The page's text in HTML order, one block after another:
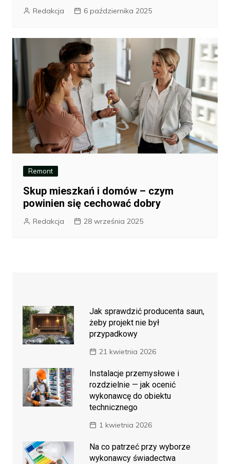
Redakcja 6 października 2025
Remont
Skup mieszkań i domów – czym
powinien się cechować dobry
Redakcja 28 września 2025
Jak sprawdzić producenta saun,
żeby projekt nie był
przypadkowy
21 kwietnia 2026
Instalacje przemysłowe i
rozdzielnie — jak ocenić
wykonawcę do obiektu
technicznego
1 kwietnia 2026
Na co patrzeć przy wyborze
wykonawcy świadectwa